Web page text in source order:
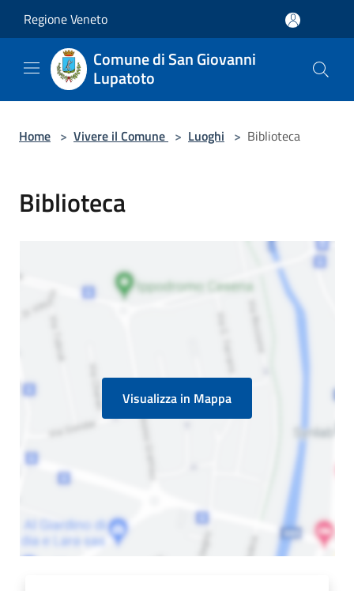
Regione Veneto
Comune di San Giovanni
Lupatoto
Home > Vivere il Comune > Luoghi > Biblioteca
Biblioteca
Visualizza in Mappa